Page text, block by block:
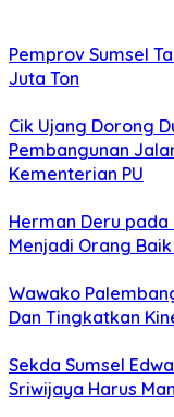
Pemprov Sumsel
Juta Ton
Cik Ujang Dorong
Pembangunan
Kementerian PU
Herman Deru pada
Menjadi Orang
Wawako
Dan Tingkatkan
Sekda Sumsel
Sriwijaya Harus